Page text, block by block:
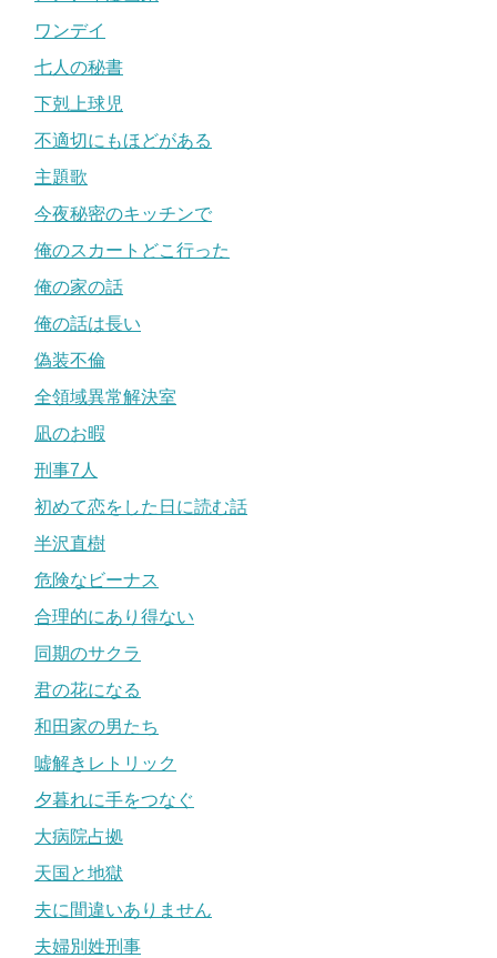
ワンデイ
七人の秘書
下剋上球児
不適切にもほどがある
主題歌
今夜秘密のキッチンで
俺のスカートどこ行った
俺の家の話
俺の話は長い
偽装不倫
全領域異常解決室
凪のお暇
刑事7人
初めて恋をした日に読む話
半沢直樹
危険なビーナス
合理的にあり得ない
同期のサクラ
君の花になる
和田家の男たち
嘘解きレトリック
夕暮れに手をつなぐ
大病院占拠
天国と地獄
夫に間違いありません
夫婦別姓刑事